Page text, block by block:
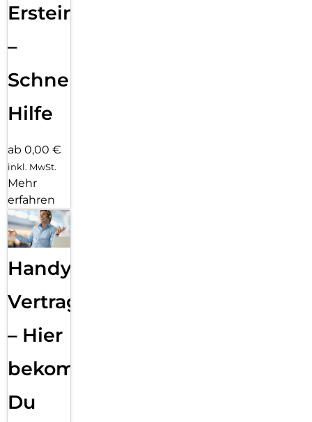
Ersteinrichtung
–
Schnelle
Hilfe
ab 0,00 €
inkl. MwSt.
Mehr
erfahren
Handy
Vertragsabwicklung
– Hier
bekommst
Du